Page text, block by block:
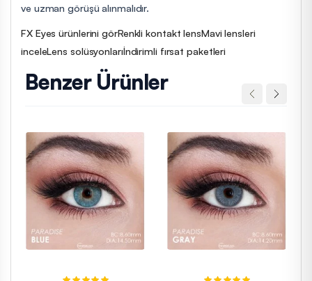
ve uzman görüşü alınmalıdır.
FX Eyes ürünlerini görRenkli kontakt lensMavi lensleri
inceleLens solüsyonlarıİndirimli fırsat paketleri
Benzer Ürünler